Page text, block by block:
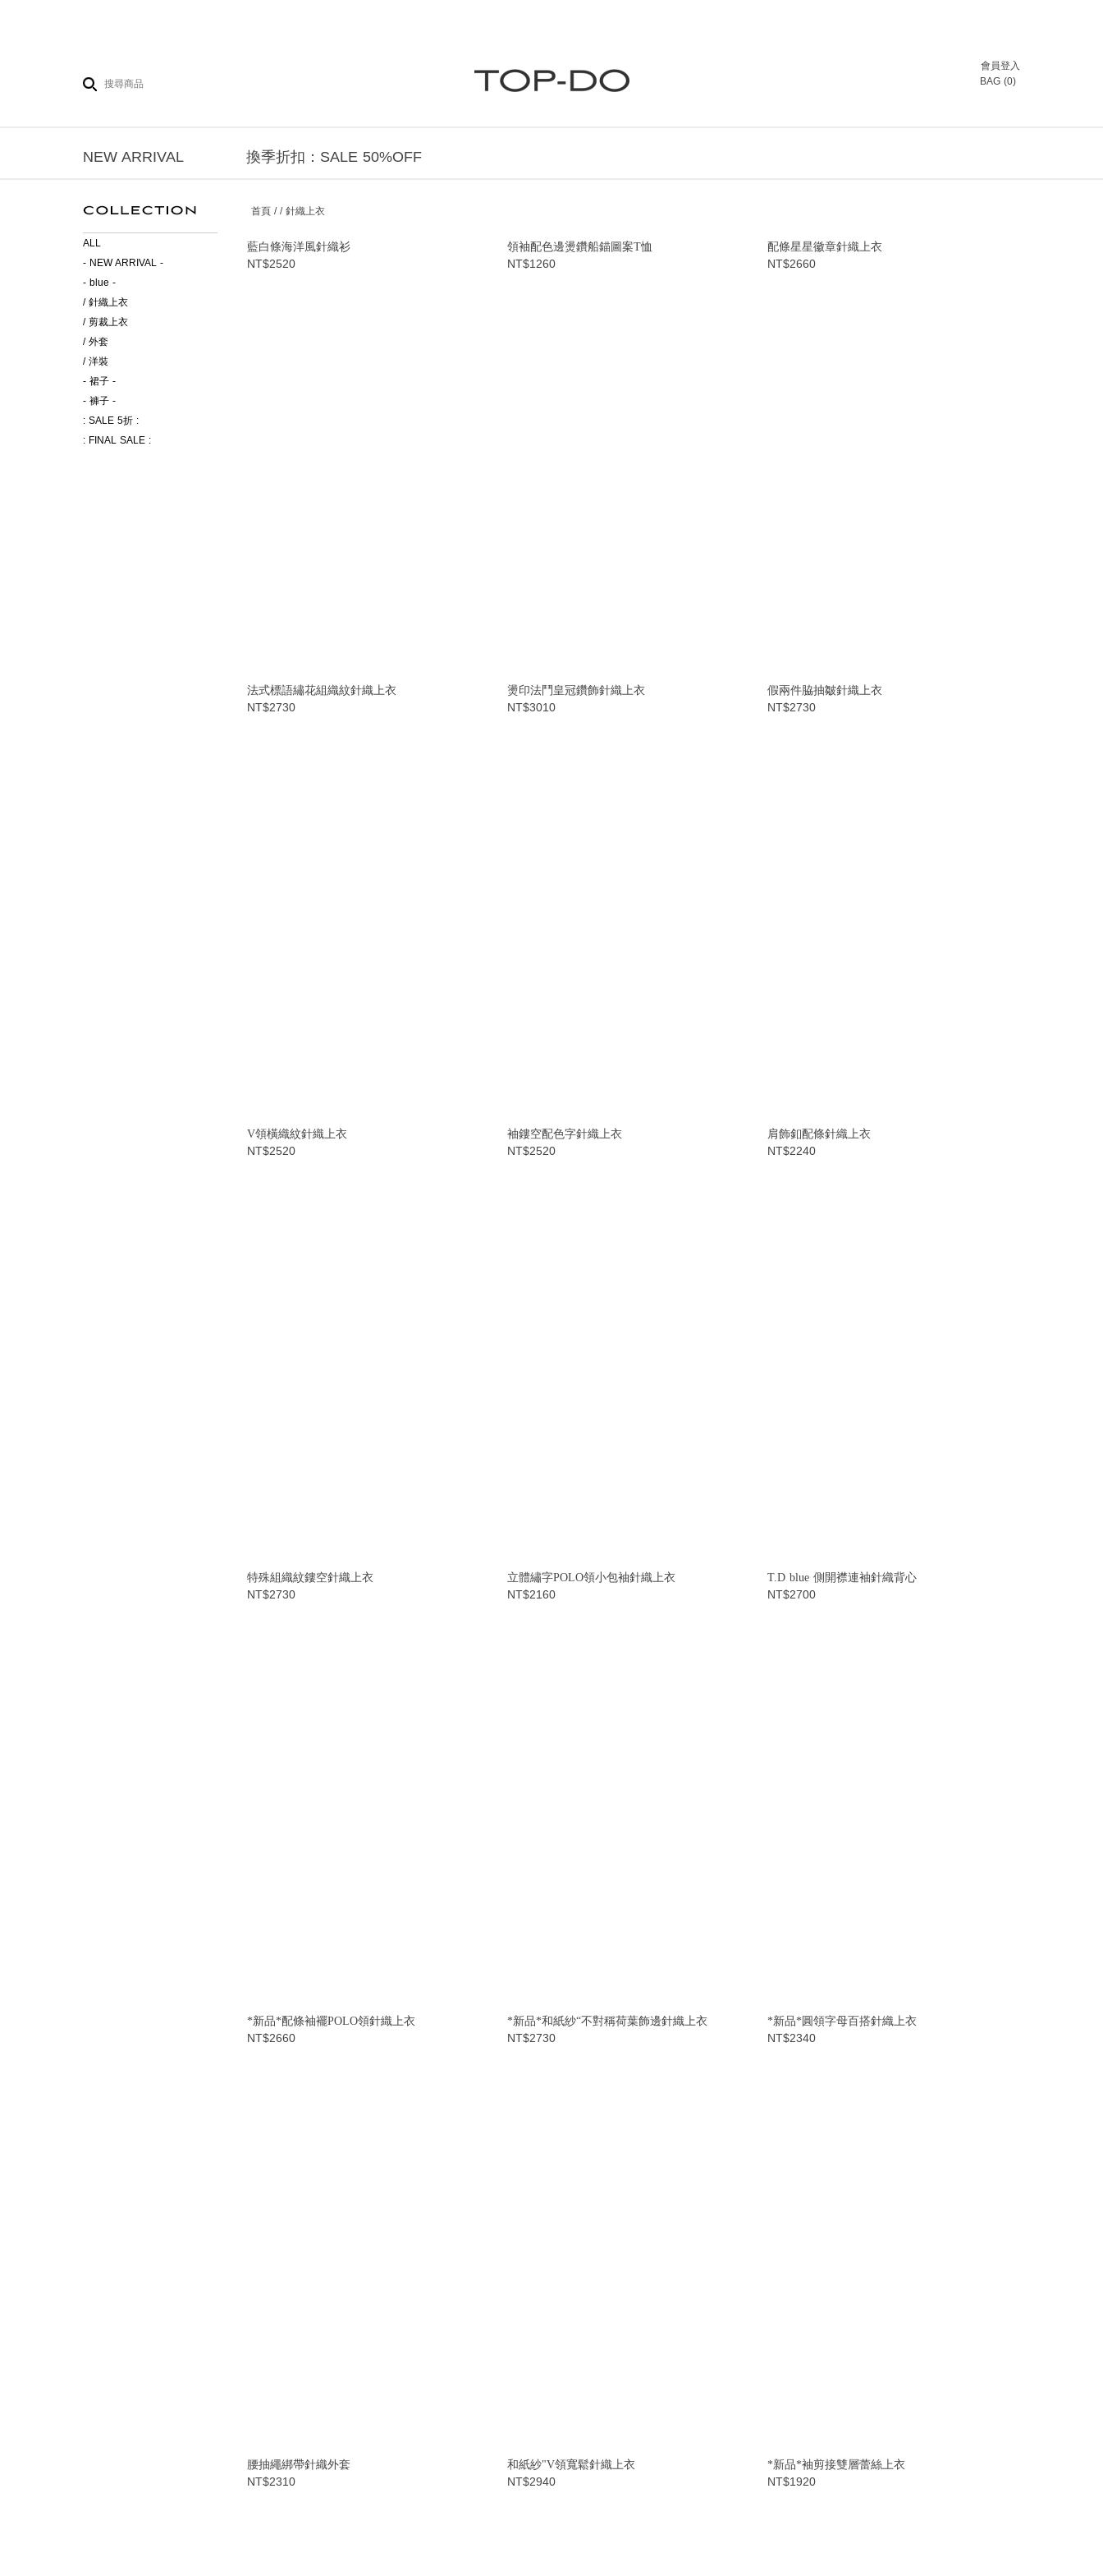
會員登入
BAG (0)
NEW ARRIVAL 換季折扣：SALE 50%OFF
ALL
- NEW ARRIVAL -
- blue -
/ 針織上衣
/ 剪裁上衣
/ 外套
/ 洋裝
- 裙子 -
- 褲子 -
: SALE 5折 :
: FINAL SALE :
首頁 / / 針織上衣
藍白條海洋風針織衫
NT$2520
領袖配色邊燙鑽船錨圖案T恤
NT$1260
配條星星徽章針織上衣
NT$2660
法式標語繡花組織紋針織上衣
NT$2730
燙印法鬥皇冠鑽飾針織上衣
NT$3010
假兩件脇抽皺針織上衣
NT$2730
V領橫織紋針織上衣
NT$2520
袖鏤空配色字針織上衣
NT$2520
肩飾釦配條針織上衣
NT$2240
特殊組織紋鏤空針織上衣
NT$2730
立體繡字POLO領小包袖針織上衣
NT$2160
T.D blue 側開襟連袖針織背心
NT$2700
*新品*配條袖襬POLO領針織上衣
NT$2660
*新品*和紙紗“不對稱荷葉飾邊針織上衣
NT$2730
*新品*圓領字母百搭針織上衣
NT$2340
腰抽繩綁帶針織外套
NT$2310
和紙紗"V領寬鬆針織上衣
NT$2940
*新品*袖剪接雙層蕾絲上衣
NT$1920